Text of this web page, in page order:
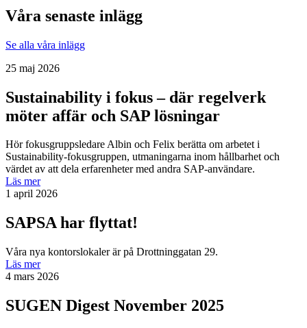
Våra senaste inlägg
Se alla våra inlägg
25 maj 2026
Sustainability i fokus – där regelverk
möter affär och SAP lösningar
Hör fokusgruppsledare Albin och Felix berätta om arbetet i
Sustainability-fokusgruppen, utmaningarna inom hållbarhet och
värdet av att dela erfarenheter med andra SAP-användare.
Läs mer
1 april 2026
SAPSA har flyttat!
Våra nya kontorslokaler är på Drottninggatan 29.
Läs mer
4 mars 2026
SUGEN Digest November 2025